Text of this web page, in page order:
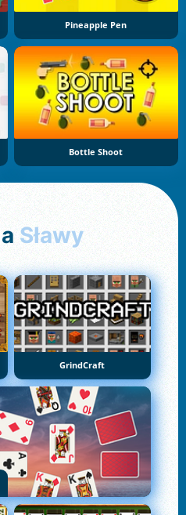
Pineapple Pen
Bottle Shoot
Sławy
GrindCraft